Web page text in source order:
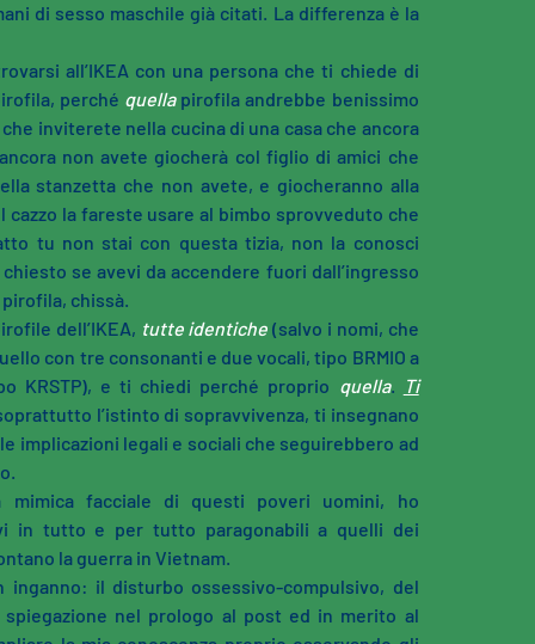
di sesso maschile già citati. La differenza è la
all’IKEA con una persona che ti chiede di
perché quellapirofila andrebbe benissimo
inviterete nella cucina di una casa che ancora
non avete giocherà col figlio di amici che
stanzetta che non avete, e giocheranno alla
cazzo la fareste usare al bimbo sprovveduto che
tu non stai con questa tizia, non la conosci
se avevi da accendere fuori dall’ingresso
pirofila, chissà.
dell’IKEA, tutte identiche (salvo i nomi, che
con tre consonanti e due vocali, tipo BRMIO a
KRSTP), e ti chiedi perché proprio quella. Ti
l’istinto di sopravvivenza, ti insegnano
implicazioni legali e sociali che seguirebbero ad
mimica facciale di questi poveri uomini, ho
in tutto e per tutto paragonabili a quelli dei
la guerra in Vietnam.
il disturbo ossessivo-compulsivo, del
nel prologo al post ed in merito al